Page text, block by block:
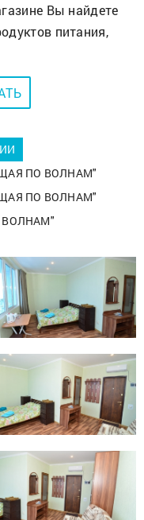
Вы найдете
питания,
ПО ВОЛНАМ"
ПО ВОЛНАМ"
ВОЛНАМ"